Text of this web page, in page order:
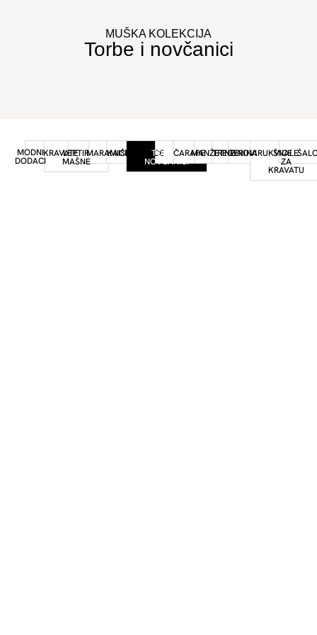
MUŠKA KOLEKCIJA
Torbe i novčanici
MODNI
DODACI
KRAVATE
LEPTIR
MAŠNE
MARAMICE
KAIŠEVIRUKAVICETORBE I
NOVČANICI
ČARAPEMANŽETNE
TREGERI
PINOVINARUKVICE
ŠNALE
ZA
KRAVATU